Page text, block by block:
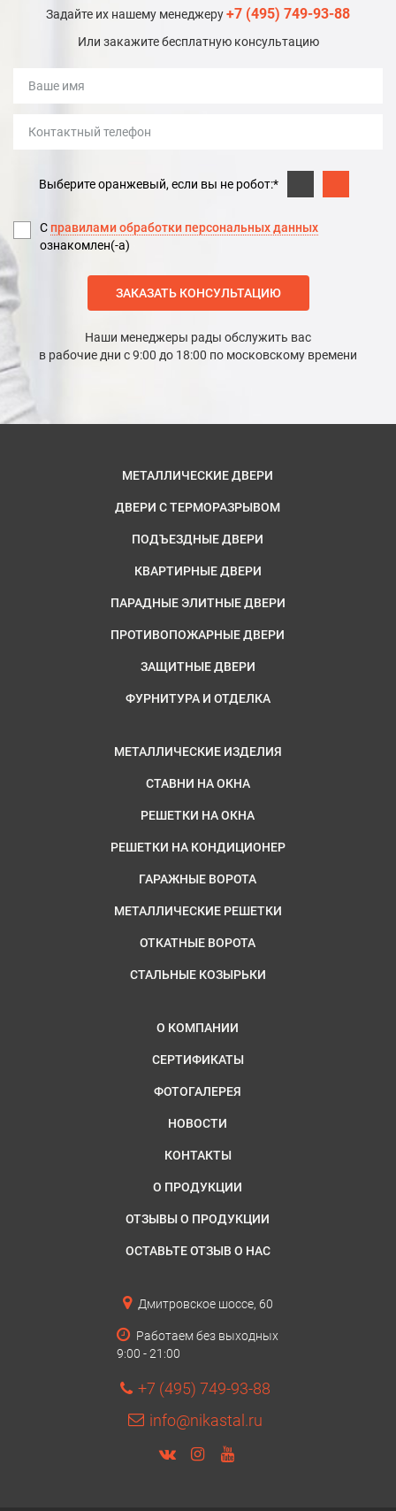
Задайте их нашему менеджеру+7 (495) 749-93-88
Или закажите бесплатную консультацию
Выберите оранжевый, если вы не робот:*
С правилами обработки персональных данных
ознакомлен(-а)
ЗАКАЗАТЬ КОНСУЛЬТАЦИЮ
Наши менеджеры рады обслужить вас
в рабочие дни с 9:00 до 18:00 по московскому времени
МЕТАЛЛИЧЕСКИЕ ДВЕРИ
ДВЕРИ С ТЕРМОРАЗРЫВОМ
ПОДЪЕЗДНЫЕ ДВЕРИ
КВАРТИРНЫЕ ДВЕРИ
ПАРАДНЫЕ ЭЛИТНЫЕ ДВЕРИ
ПРОТИВОПОЖАРНЫЕ ДВЕРИ
ЗАЩИТНЫЕ ДВЕРИ
ФУРНИТУРА И ОТДЕЛКА
МЕТАЛЛИЧЕСКИЕ ИЗДЕЛИЯ
СТАВНИ НА ОКНА
РЕШЕТКИ НА ОКНА
РЕШЕТКИ НА КОНДИЦИОНЕР
ГАРАЖНЫЕ ВОРОТА
МЕТАЛЛИЧЕСКИЕ РЕШЕТКИ
ОТКАТНЫЕ ВОРОТА
СТАЛЬНЫЕ КОЗЫРЬКИ
О КОМПАНИИ
СЕРТИФИКАТЫ
ФОТОГАЛЕРЕЯ
НОВОСТИ
КОНТАКТЫ
О ПРОДУКЦИИ
ОТЗЫВЫ О ПРОДУКЦИИ
ОСТАВЬТЕ ОТЗЫВ О НАС
Дмитровское шоссе, 60
Работаем без выходных
9:00 - 21:00
+7 (495) 749-93-88
info@nikastal.ru